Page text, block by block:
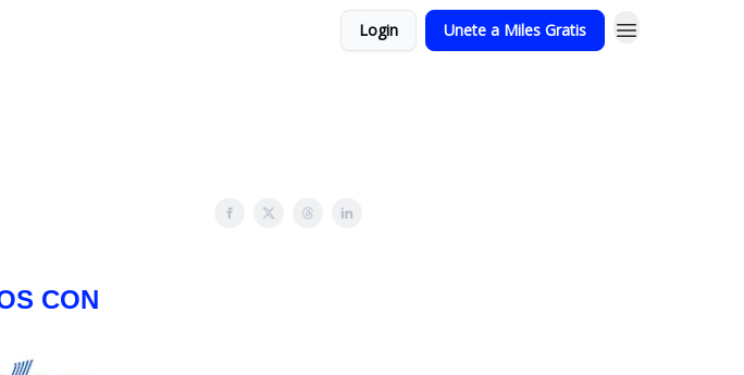
Login Unete a Miles Gratis
CON